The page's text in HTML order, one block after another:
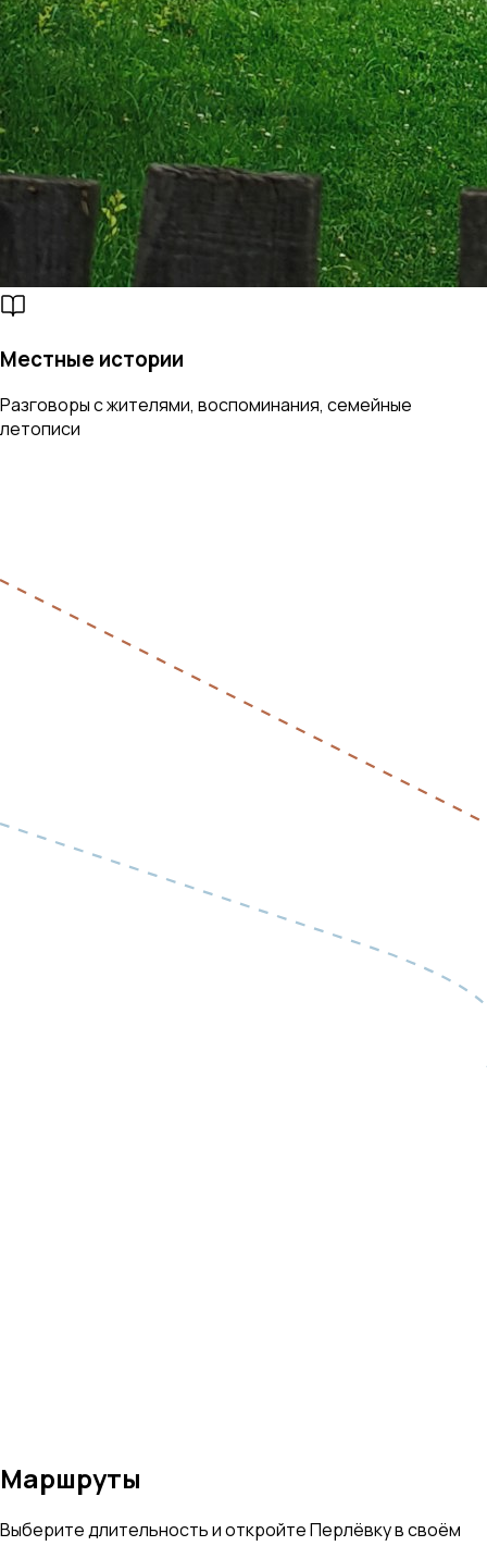
Местные истории
Разговоры с жителями, воспоминания, семейные
летописи
Маршруты
Выберите длительность и откройте Перлёвку в своём